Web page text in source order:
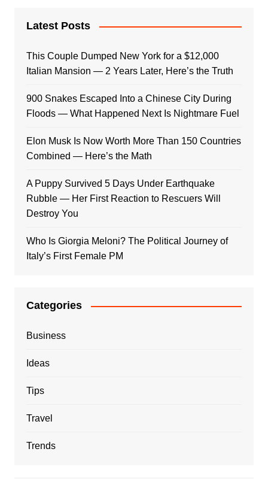
Latest Posts
This Couple Dumped New York for a $12,000
Italian Mansion — 2 Years Later, Here’s the Truth
900 Snakes Escaped Into a Chinese City During
Floods — What Happened Next Is Nightmare Fuel
Elon Musk Is Now Worth More Than 150 Countries
Combined — Here’s the Math
A Puppy Survived 5 Days Under Earthquake
Rubble — Her First Reaction to Rescuers Will
Destroy You
Who Is Giorgia Meloni? The Political Journey of
Italy’s First Female PM
Categories
Business
Ideas
Tips
Travel
Trends